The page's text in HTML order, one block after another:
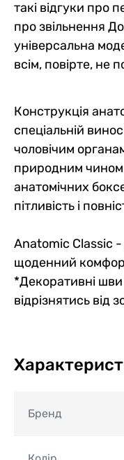
такі відгуки про
про звільнення
універсальна
всім, повірте, не
Конструкція
спеціальній
чоловічим
природним
анатомічних
пітливість і
Anatomic Classic -
щоденний
*Декоративні
відрізнятись від
Бренд